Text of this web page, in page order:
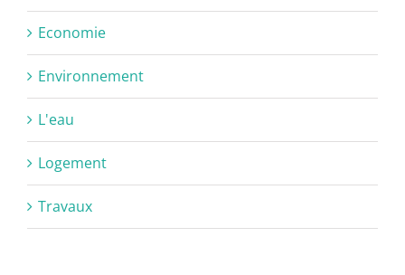
Economie
Environnement
L'eau
Logement
Travaux